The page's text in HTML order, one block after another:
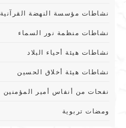
نشاطات مؤسسة النهضة القرآنية
نشاطات منظمة نور السماء
نشاطات هيئة أحياء البلاد
نشاطات هيئة أخلاق الحسين
نفحات من أنفاس أمير المؤمنين
ومضات تربوية